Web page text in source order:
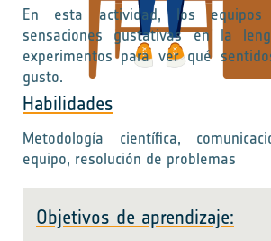
En esta actividad, los equipos
sensaciones gustativas en la
experimentos para ver qué
gusto.
Habilidades
Metodología científica,
equipo, resolución de problemas
Objetivos de aprendizaje: